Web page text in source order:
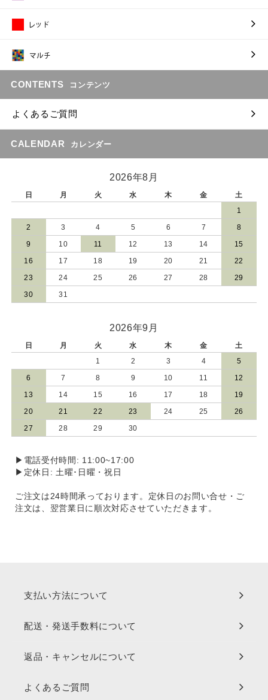
CONTENTS コンテンツ
よくあるご質問
CALENDAR カレンダー
2026年8月
日 月 火 水 木 金
土
1
2 3 4 5 6 7 8
9 10 11 12 13 14 15
16 17 18 19 20 21 22
23 24 25 26 27 28 29
30 31
2026年9月
日 月 火 水 木 金
土
1
2 3 4 5
6 7 8 9 10 11 12
13 14 15 16 17 18 19
20 21 22 23 24 25 26
27 28 29 30
▶電話受付時間: 11:00~17:00
▶定休日: 土曜･日曜・祝日
ご注文は24時間承っております。定休日のお問い合せ・ご
注文は、翌営業日に順次対応させていただきます。
支払い方法について
配送・発送手数料について
返品・キャンセルについて
よくあるご質問